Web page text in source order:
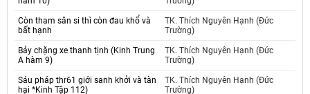
Còn tham sân si thì còn đau khổ và
bất hạnh
TK. Thích Nguyên Hạnh (Đức
Trường)
Bảy chặng xe thanh tịnh (Kinh Trung
A hàm 9)
TK. Thích Nguyên Hạnh (Đức
Trường)
Sáu pháp thr61 giới sanh khởi và tàn
hại *Kinh Tập 112)
TK. Thích Nguyên Hạnh (Đức
Trường)